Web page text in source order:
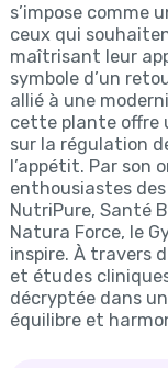
s’impose comme
ceux qui
maîtrisant leur
symbole d’un
allié à une
cette plante offre
sur la régulation
l’appétit. Par son
enthousiastes
NutriPure, Santé
Natura Force, le
inspire. À travers
et études
décryptée dans
équilibre et